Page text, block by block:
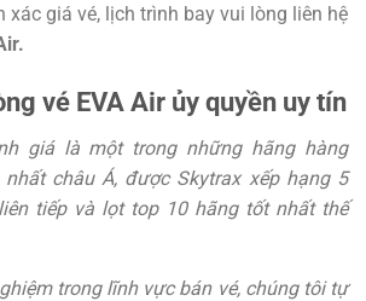
xác giá vé, lịch trình bay vui lòng liên hệ
vé EVA Air ủy quyền uy tín
giá là một trong những hãng hàng
châu Á, được Skytrax xếp hạng 5
tiếp và lọt top 10 hãng tốt nhất thế
trong lĩnh vực bán vé, chúng tôi tự